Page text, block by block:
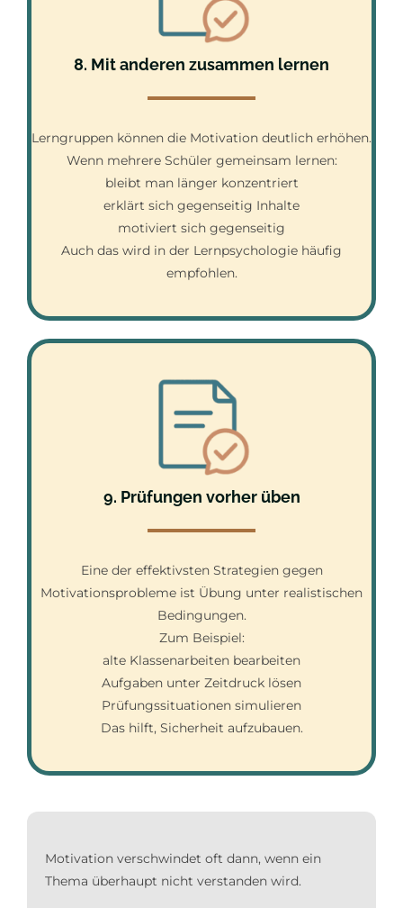
8. Mit anderen zusammen lernen
Lerngruppen können die Motivation deutlich erhöhen.
Wenn mehrere Schüler gemeinsam lernen:
bleibt man länger konzentriert
erklärt sich gegenseitig Inhalte
motiviert sich gegenseitig
Auch das wird in der Lernpsychologie häufig
empfohlen.
9. Prüfungen vorher üben
Eine der effektivsten Strategien gegen
Motivationsprobleme ist Übung unter realistischen
Bedingungen.
Zum Beispiel:
alte Klassenarbeiten bearbeiten
Aufgaben unter Zeitdruck lösen
Prüfungssituationen simulieren
Das hilft, Sicherheit aufzubauen.
Motivation verschwindet oft dann, wenn ein
Thema überhaupt nicht verstanden wird.